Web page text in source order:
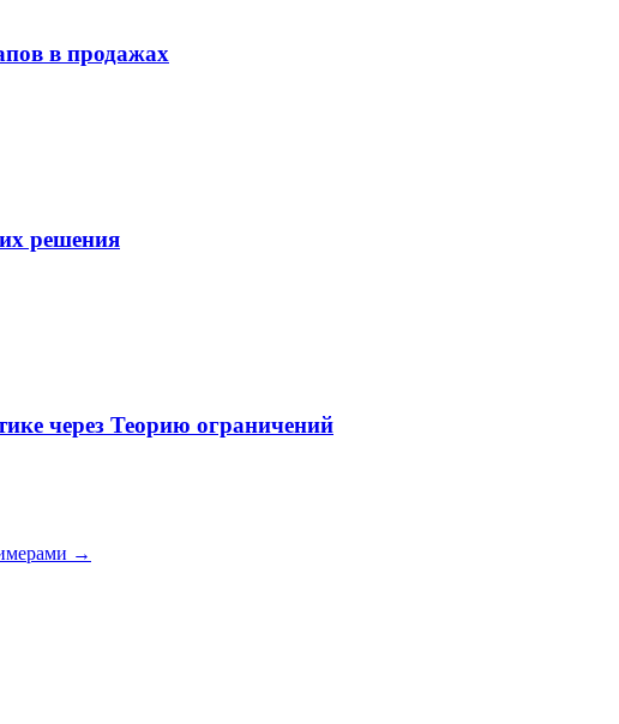
в продажах
решения
через Теорию ограничений
→